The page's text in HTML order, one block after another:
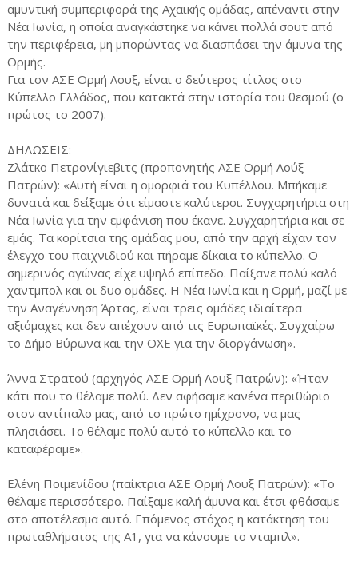
αμυντική συμπεριφορά της Αχαϊκής ομάδας, απέναντι στην
Νέα Ιωνία, η οποία αναγκάστηκε να κάνει πολλά σουτ από
την περιφέρεια, μη μπορώντας να διασπάσει την άμυνα της
Ορμής.
Για τον ΑΣΕ Ορμή Λουξ, είναι ο δεύτερος τίτλος στο
Κύπελλο Ελλάδος, που κατακτά στην ιστορία του θεσμού (ο
πρώτος το 2007).
ΔΗΛΩΣΕΙΣ:
Ζλάτκο Πετρονίγιεβιτς (προπονητής ΑΣΕ Ορμή Λούξ
Πατρών): «Αυτή είναι η ομορφιά του Κυπέλλου. Μπήκαμε
δυνατά και δείξαμε ότι είμαστε καλύτεροι. Συγχαρητήρια στη
Νέα Ιωνία για την εμφάνιση που έκανε. Συγχαρητήρια και σε
εμάς. Τα κορίτσια της ομάδας μου, από την αρχή είχαν τον
έλεγχο του παιχνιδιού και πήραμε δίκαια το κύπελλο. Ο
σημερινός αγώνας είχε υψηλό επίπεδο. Παίξανε πολύ καλό
χαντμπολ και οι δυο ομάδες. Η Νέα Ιωνία και η Ορμή, μαζί με
την Αναγέννηση Άρτας, είναι τρεις ομάδες ιδιαίτερα
αξιόμαχες και δεν απέχουν από τις Ευρωπαϊκές. Συγχαίρω
το Δήμο Βύρωνα και την ΟΧΕ για την διοργάνωση».
Άννα Στρατού (αρχηγός ΑΣΕ Ορμή Λουξ Πατρών): «Ήταν
κάτι που το θέλαμε πολύ. Δεν αφήσαμε κανένα περιθώριο
στον αντίπαλο μας, από το πρώτο ημίχρονο, να μας
πλησιάσει. Το θέλαμε πολύ αυτό το κύπελλο και το
καταφέραμε».
Ελένη Ποιμενίδου (παίκτρια ΑΣΕ Ορμή Λουξ Πατρών): «Το
θέλαμε περισσότερο. Παίξαμε καλή άμυνα και έτσι φθάσαμε
στο αποτέλεσμα αυτό. Επόμενος στόχος η κατάκτηση του
πρωταθλήματος της Α1, για να κάνουμε το νταμπλ».